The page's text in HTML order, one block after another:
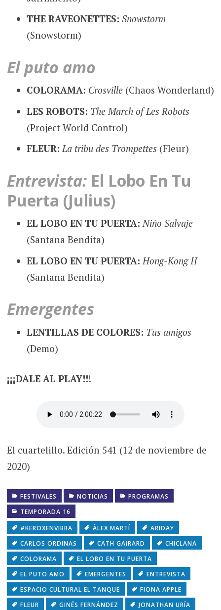
THE RAVEONETTES: Snowstorm
(Snowstorm)
El puto amo
COLORAMA: Crosville(Chaos Wonderland)
LES ROBOTS: The March of Les Robots
(Project World Control)
FLEUR: La tribu des Trompettes(Fleur)
Entrevista:El Lobo En Tu
Puerta (Julius)
EL LOBO EN TU PUERTA: Niño Salvaje
(Santana Bendita)
EL LOBO EN TU PUERTA: Hong-Kong II
(Santana Bendita)
Emergentes
LENTILLAS DE COLORES: Tus amigos
(Demo)
¡¡¡DALE AL PLAY!!!
El cuartelillo. Edición 541 (12 de noviembre de
2020)
FESTIVALES NOTICIAS
PROGRAMAS
TEMPORADA 16
#KEROXENVIBRA
ÀLEX MARTÍ
ARIDAY
CARLOS ORDINAS
CATH GAIRARD
CHICLANA
COLORAMA
EL LOBO EN TU PUERTA
EL PUTO AMO
EMERGENTES
ENTREVISTA
ESPACIO CULTURAL EL TANQUE
FIONA APPLE
FLEUR
GINÉS FERNÁNDEZ
JONATHAN URÍA